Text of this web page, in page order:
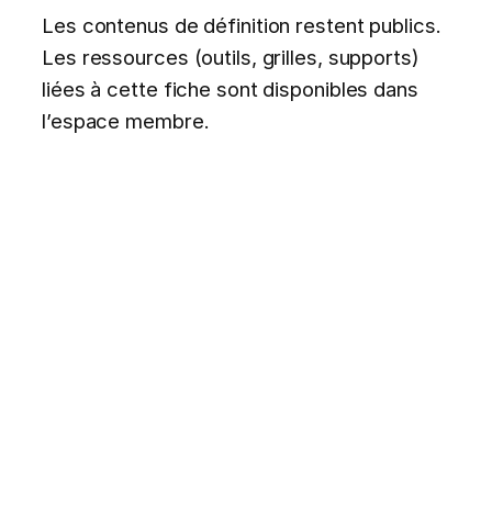
Les contenus de définition restent publics.
Les ressources (outils, grilles, supports)
liées à cette fiche sont disponibles dans
l’espace membre.